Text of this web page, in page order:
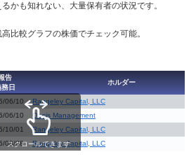
かも知れない、大量保有者の状況です。
比較グラフの株価でチェック可能。
告
日
ホルダー
06/10
Rangeley Capital, LLC
06/10
Oasis Management
10/01
Rangeley Capital, LLC
08/08 Rangeley Capital, LLC
スクロールできます